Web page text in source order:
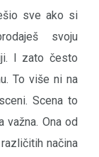
sve ako si
svoju
I zato često
To više ni na
Scena to
Ona od
načina